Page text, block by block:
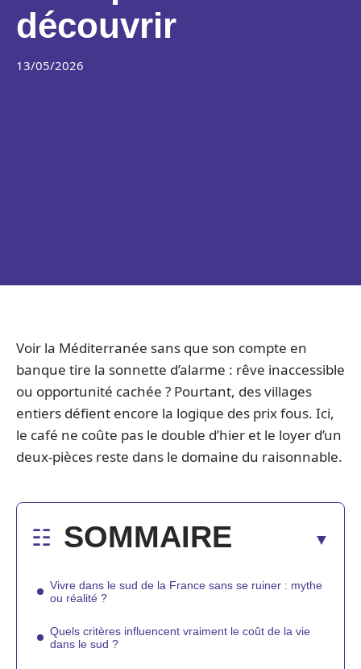
découvrir
13/05/2026
Voir la Méditerranée sans que son compte en
banque tire la sonnette d’alarme : rêve inaccessible
ou opportunité cachée ? Pourtant, des villages
entiers défient encore la logique des prix fous. Ici,
le café ne coûte pas le double d’hier et le loyer d’un
deux-pièces reste dans le domaine du raisonnable.
SOMMAIRE
Vivre dans le sud de la France sans se ruiner : mythe
ou réalité ?
Quels critères influencent vraiment le coût de la vie
dans le sud ?